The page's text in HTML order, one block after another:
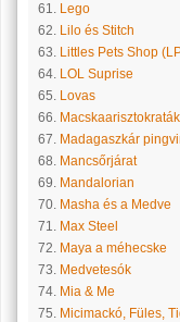
61. Lego
62. Lilo és Stitch
63. Littles Pets Shop
64. LOL Suprise
65. Lovas
66. Macskaarisztokraták
67. Madagaszkár
68. Mancsőrjárat
69. Mandalorian
70. Masha és a Medve
71. Max Steel
72. Maya a méhecske
73. Medvetesók
74. Mia & Me
75. Micimackó, Füles,